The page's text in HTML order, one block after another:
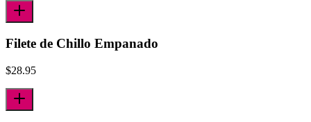
Filete de Chillo Empanado
$28.95